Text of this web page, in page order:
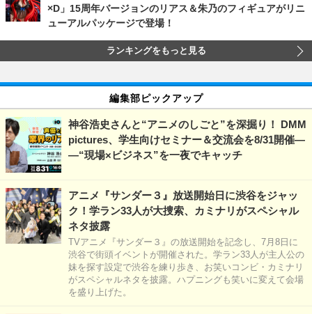
×D」15周年バージョンのリアス＆朱乃のフィギュアがリニ
ューアルパッケージで登場！
ランキングをもっと見る
編集部ピックアップ
神谷浩史さんと“アニメのしごと”を深掘り！ DMM
pictures、学生向けセミナー＆交流会を8/31開催―
―“現場×ビジネス”を一夜でキャッチ
アニメ『サンダー３』放送開始日に渋谷をジャッ
ク！学ラン33人が大捜索、カミナリがスペシャル
ネタ披露
TVアニメ『サンダー３』の放送開始を記念し、7月8日に
渋谷で街頭イベントが開催された。学ラン33人が主人公の
妹を探す設定で渋谷を練り歩き、お笑いコンビ・カミナリ
がスペシャルネタを披露。ハプニングも笑いに変えて会場
を盛り上げた。